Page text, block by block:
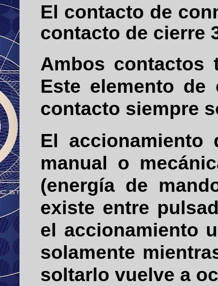
El contacto de
contacto de cierre
Ambos contactos
Este elemento
contacto siempre
El accionamiento
manual o
(energía de
existe entre
el accionamiento
solamente
soltarlo vuelve a